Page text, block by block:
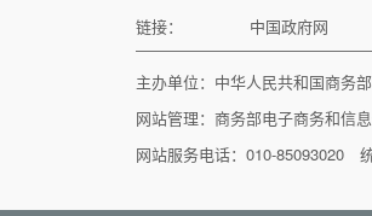
链接： 中国政府网
主办单位：中华人民共和国商
网站管理：商务部电子商务和信
网站服务电话：010-85093020